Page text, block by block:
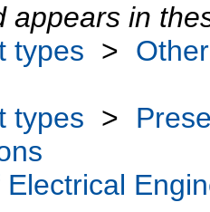
appears in
types >
types >